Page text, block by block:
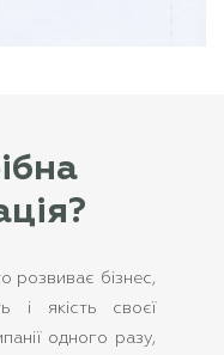
розвиває бізнес,
і якість своєї
одного разу,